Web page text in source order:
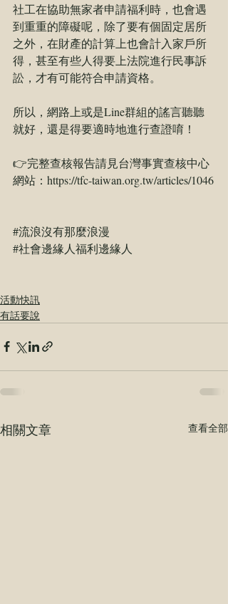
社工在協助無家者申請福利時，也會遇
到重重的障礙呢，除了要有個固定居所
之外，在財產的計算上也會計入家戶所
得，甚至有些人得要上法院進行民事訴
訟，才有可能符合申請資格。
所以，網路上或是Line群組的謠言聽聽
就好，還是得要適時地進行查證唷！
👉完整查核報告請見台灣事實查核中心
網站： https://tfc-taiwan.org.tw/articles/1046
#流浪沒有那麼浪漫
#社會邊緣人福利邊緣人
活動快訊
有話要說
相關文章 查看全部